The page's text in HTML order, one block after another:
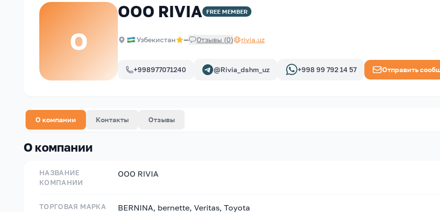
O
OOO RIVIA FREE MEMBER
Узбекистан — Отзывы (0) rivia.uz
+998977071240 @Rivia_dshm_uz +998 99 792 14 57 Отправить
О компании Контакты Отзывы
О компании
НАЗВАНИЕ
КОМПАНИИ
OOO RIVIA
ТОРГОВАЯ МАРКА BERNINA, bernette, Veritas, Toyota